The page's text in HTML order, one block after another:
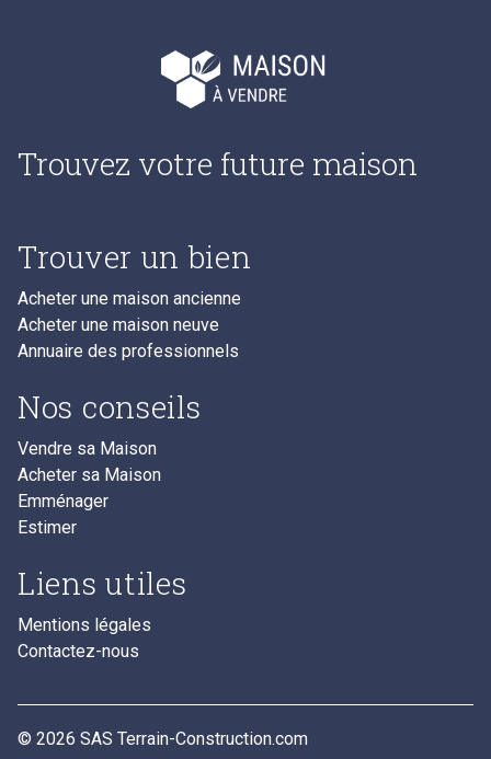
Trouvez votre future maison
Trouver un bien
Acheter une maison ancienne
Acheter une maison neuve
Annuaire des professionnels
Nos conseils
Vendre sa Maison
Acheter sa Maison
Emménager
Estimer
Liens utiles
Mentions légales
Contactez-nous
© 2026 SAS Terrain-Construction.com